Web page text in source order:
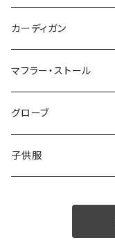
50/XL～
48/L
50/XL～
46/M
48/L
50/XL～
～44/S
46/M
48/L
50/XL～
カーディガン
～44/S
46/M
48/L
マフラー・ストール
グローブ
子供服